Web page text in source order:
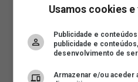
Usamos cookies
Publicidade e
publicidade e
desenvolvimento de
Armazenar e/ou aceder